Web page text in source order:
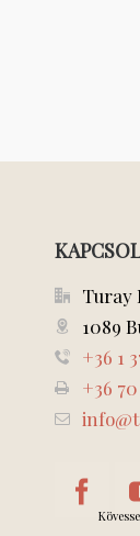
Turay
1089
+36 1
+36